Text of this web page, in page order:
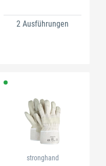
2 Ausführungen
stronghand